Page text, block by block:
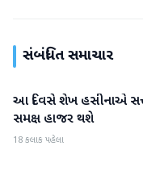
સંબંધિત સમાચાર
આંતરરાષ્ટ્રીય
આ દિવસે શેખ હસીનાએ
સમક્ષ હાજર થશે
18 કલાક પહેલા